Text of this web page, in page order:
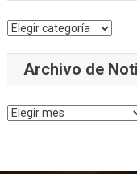
Categorías
Archivo de
Archivo